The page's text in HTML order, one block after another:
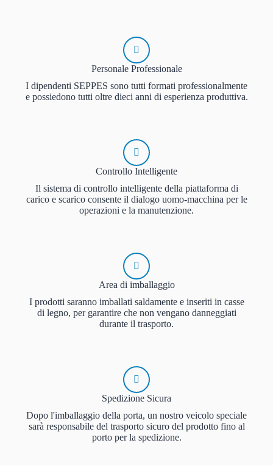
Personale Professionale
I dipendenti SEPPES sono tutti formati professionalmente
e possiedono tutti oltre dieci anni di esperienza produttiva.
Controllo Intelligente
Il sistema di controllo intelligente della piattaforma di
carico e scarico consente il dialogo uomo-macchina per le
operazioni e la manutenzione.
Area di imballaggio
I prodotti saranno imballati saldamente e inseriti in casse
di legno, per garantire che non vengano danneggiati
durante il trasporto.
Spedizione Sicura
Dopo l'imballaggio della porta, un nostro veicolo speciale
sarà responsabile del trasporto sicuro del prodotto fino al
porto per la spedizione.